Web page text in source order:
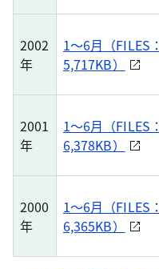
2002
年
1～6月（FILES：
5,717KB）
2001
年
1～6月（FILES：
6,378KB）
2000
年
1～6月（FILES：
6,365KB）